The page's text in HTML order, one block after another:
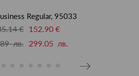
Regular, 95033
€ 152.90 €
лв. 299.05 лв.